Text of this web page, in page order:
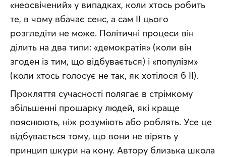
«неосвічений» у випадках, коли хтось робить
те, в чому вбачає сенс, а сам ІІ цього
розгледіти не може. Політичні процеси він
ділить на два типи: «демократія» (коли він
згоден із тим, що відбувається) і «популізм»
(коли хтось голосує не так, як хотілося б ІІ).
Прокляття сучасності полягає в стрімкому
збільшенні прошарку людей, які краще
пояснюють, ніж розуміють або роблять. Усе це
відбувається тому, що вони не вірять у
принцип шкури на кону. Автору близька школа